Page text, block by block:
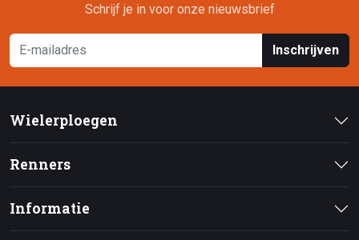
Schrijf je in voor onze nieuwsbrief
Inschrijven
Wielerploegen
Renners
Informatie